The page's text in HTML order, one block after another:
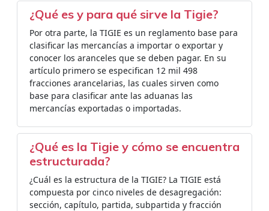
¿Qué es y para qué sirve la Tigie?
Por otra parte, la TIGIE es un reglamento base para
clasificar las mercancías a importar o exportar y
conocer los aranceles que se deben pagar. En su
artículo primero se especifican 12 mil 498
fracciones arancelarias, las cuales sirven como
base para clasificar ante las aduanas las
mercancías exportadas o importadas.
¿Qué es la Tigie y cómo se encuentra
estructurada?
¿Cuál es la estructura de la TIGIE? La TIGIE está
compuesta por cinco niveles de desagregación:
sección, capítulo, partida, subpartida y fracción